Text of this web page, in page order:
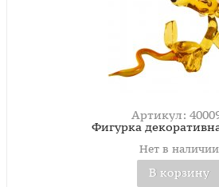
Артикул:
Фигурка
Нет в наличии
В корзину